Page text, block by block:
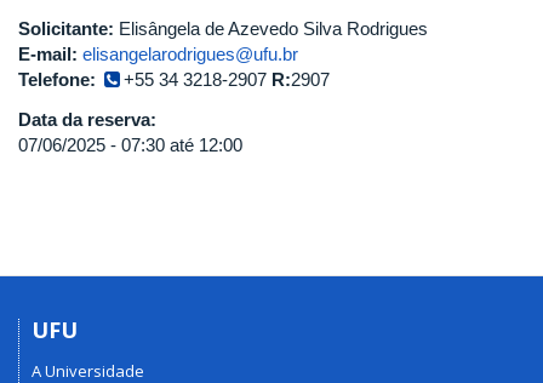
Solicitante: Elisângela de Azevedo Silva Rodrigues
E-mail: elisangelarodrigues@ufu.br
Telefone:
+55 34 3218-2907 R:2907
Data da reserva:
07/06/2025 - 07:30 até 12:00
UFU
A Universidade